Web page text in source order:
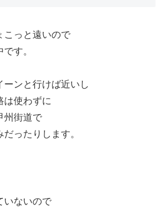
こっと遠いので
す。
ンと行けば近いし
は使わずに
州街道で
ったりします。
いないので